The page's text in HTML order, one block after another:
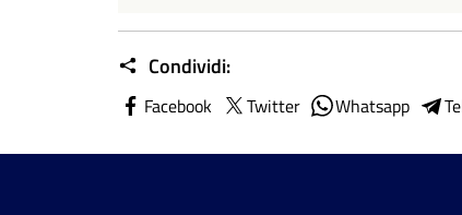
Condividi:
Facebook Twitter Whatsapp